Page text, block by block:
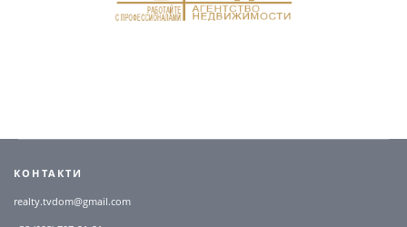
КОНТАКТИ
realty.tvdom@gmail.com